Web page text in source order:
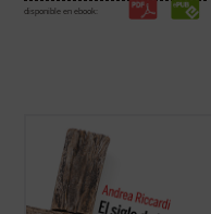
disponible en ebook:
El siglo XX produjo las declaraciones de los
derechos humanos, pero también
centenares de millones de víctimas
masacradas en genocidios, guerras civiles
y mundiales, deportaciones, aniquilaciones
de etnias, clases y grupos religiosos o ...